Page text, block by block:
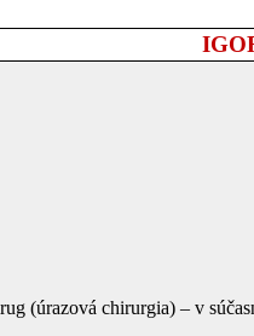
(úrazová chirurgia) – v